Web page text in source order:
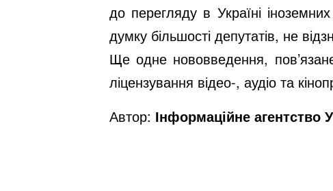
до перегляду в Україні
думку більшості депутатів, не
Ще одне нововведення, пов’язане
ліцензування відео-, аудіо та
Автор: Інформаційне